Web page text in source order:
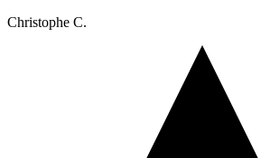
Christophe C.